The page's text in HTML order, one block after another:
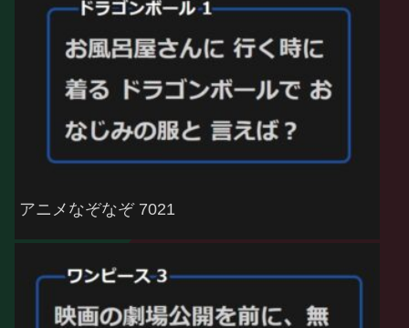
アニメなぞなぞ 7021